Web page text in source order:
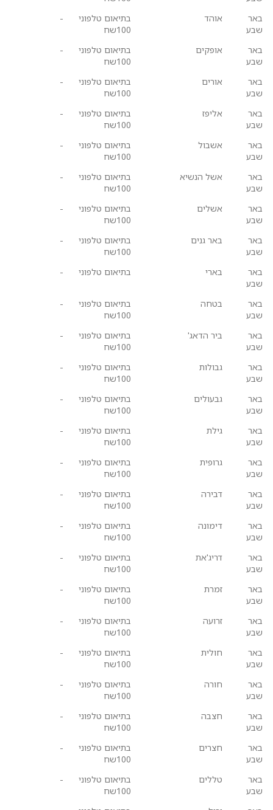
באר
שבע
אוהד
בתיאום טלפוני
100שח
-
באר
שבע
אופקים
בתיאום טלפוני
100שח
-
באר
שבע
אורים
בתיאום טלפוני
100שח
-
באר
שבע
אליפז
בתיאום טלפוני
100שח
-
באר
שבע
אשבול
בתיאום טלפוני
100שח
-
באר
שבע
אשל הנשיא
בתיאום טלפוני
100שח
-
באר
שבע
אשלים
בתיאום טלפוני
100שח
-
באר
שבע
באר גנים
בתיאום טלפוני
100שח
-
באר
שבע
בארי בתיאום טלפוני -
באר
שבע
בטחה
בתיאום טלפוני
100שח
-
באר
שבע
ביר הדאג'
בתיאום טלפוני
100שח
-
באר
שבע
גבולות
בתיאום טלפוני
100שח
-
באר
שבע
גבעולים
בתיאום טלפוני
100שח
-
באר
שבע
גילת
בתיאום טלפוני
100שח
-
באר
שבע
גרופית
בתיאום טלפוני
100שח
-
באר
שבע
דבירה
בתיאום טלפוני
100שח
-
באר
שבע
דימונה
בתיאום טלפוני
100שח
-
באר
שבע
דריג'את
בתיאום טלפוני
100שח
-
באר
שבע
זמרת
בתיאום טלפוני
100שח
-
באר
שבע
זרועה
בתיאום טלפוני
100שח
-
באר
שבע
חולית
בתיאום טלפוני
100שח
-
באר
שבע
חורה
בתיאום טלפוני
100שח
-
באר
שבע
חצבה
בתיאום טלפוני
100שח
-
באר
שבע
חצרים
בתיאום טלפוני
100שח
-
באר
שבע
טללים
בתיאום טלפוני
100שח
-